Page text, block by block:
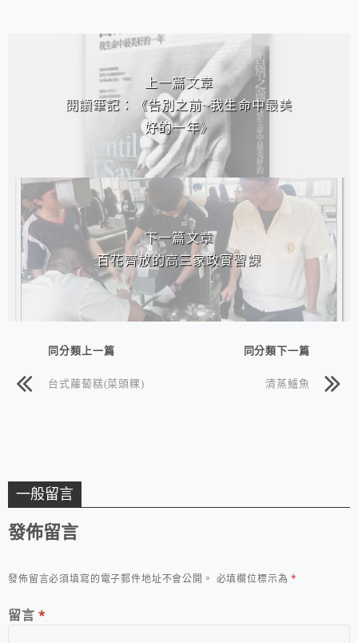
上一篇文章
閱讀筆記：《告別之前~我生命中最美
好的一年》
下一篇文章
百花齊放的高三家政實習課
同分類上一篇
台式蘿蔔糕(菜頭粿)
同分類下一篇
清蒸鱸魚
一般留言
發佈留言
發佈留言必須填寫的電子郵件地址不會公開。 必填欄位標示為*
留言 *